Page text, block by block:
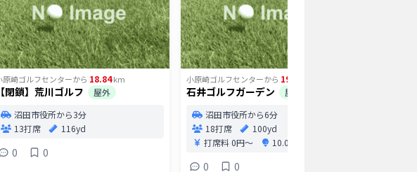
原崎ゴルフセンターから 18.84km
【閉鎖】荒川ゴルフ
屋外
沼田市役所から3分
13打席
116yd
0 0
小原崎ゴルフセンターから 19.82
石井ゴルフガーデン
屋外
沼田市役所から6分
18打席
100yd
打席料0円〜 10.0円/球〜
0 0